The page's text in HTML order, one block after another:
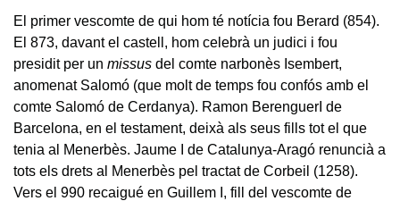
El primer vescomte de qui hom té notícia fou Berard (854).
El 873, davant el castell, hom celebrà un judici i fou
presidit per un missus del comte narbonès Isembert,
anomenat Salomó (que molt de temps fou confós amb el
comte Salomó de Cerdanya). Ramon BerenguerI de
Barcelona, en el testament, deixà als seus fills tot el que
tenia al Menerbès. Jaume I de Catalunya-Aragó renuncià a
tots els drets al Menerbès pel tractat de Corbeil (1258).
Vers el 990 recaigué en Guillem I, fill del vescomte de